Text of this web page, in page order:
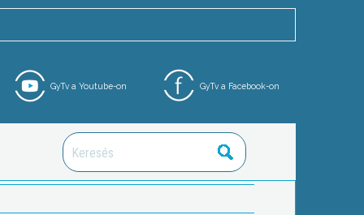
GyTv a Facebook-on
GyTv a Youtube-on